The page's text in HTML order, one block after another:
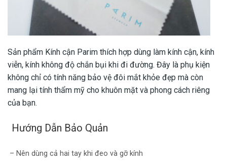
Sản phẩm Kính cận Parim thích hợp dùng làm kính cận, kính
viễn, kính không độ chắn bụi khi đi đường. Đây là phụ kiện
không chỉ có tính năng bảo vệ đôi mắt khỏe đẹp mà còn
mang lại tính thẩm mỹ cho khuôn mặt và phong cách riêng
của bạn.
Hướng Dẫn Bảo Quản
– Nên dùng cả hai tay khi đeo và gỡ kính